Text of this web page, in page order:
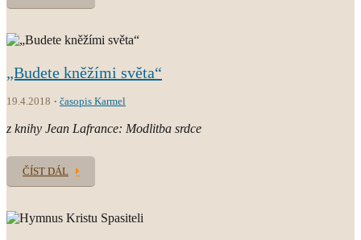
„Budete kněžími světa“
19.4.2018 časopis Karmel
z knihy Jean Lafrance: Modlitba srdce
ČÍST DÁL